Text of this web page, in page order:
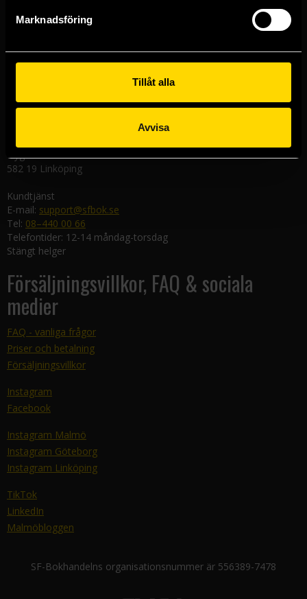
Marknadsföring
Tillåt alla
Avvisa
Södra Förstadsgatan 26
211 43 Malmö
Nygatan 20
582 19 Linköping
Kundtjänst
E-mail: support@sfbok.se
Tel: 08–440 00 66
Telefontider: 12-14 måndag-torsdag
Stängt helger
Försäljningsvillkor, FAQ & sociala
medier
FAQ - vanliga frågor
Priser och betalning
Försäljningsvillkor
Instagram
Facebook
Instagram Malmö
Instagram Göteborg
Instagram Linköping
TikTok
LinkedIn
Malmöbloggen
SF-Bokhandelns organisationsnummer är 556389-7478